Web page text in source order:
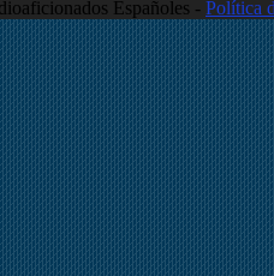
Españoles - Política